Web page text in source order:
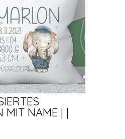
MIT NAME | |